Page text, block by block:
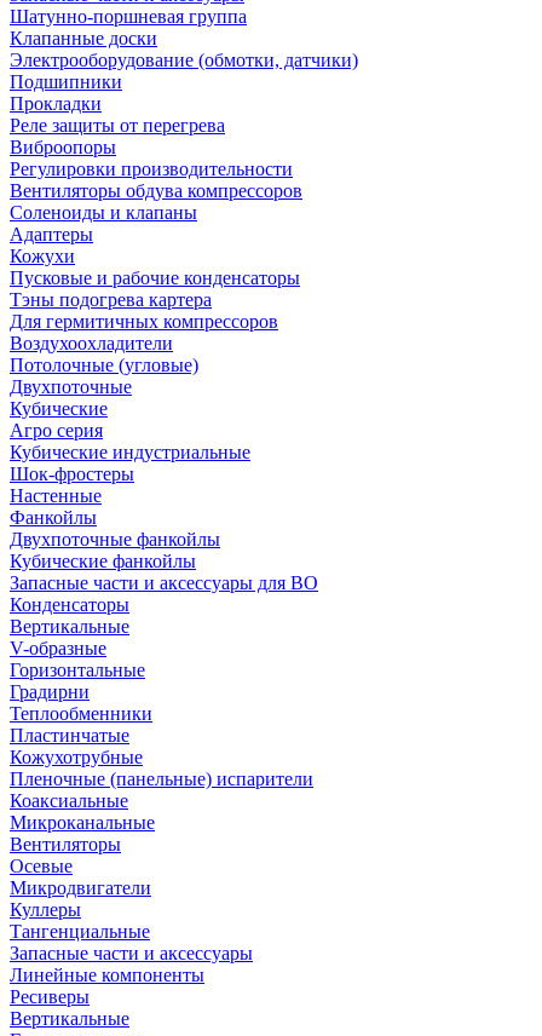
Шатунно-поршневая группа
Клапанные доски
Электрооборудование (обмотки, датчики)
Подшипники
Прокладки
Реле защиты от перегрева
Виброопоры
Регулировки производительности
Вентиляторы обдува компрессоров
Соленоиды и клапаны
Адаптеры
Кожухи
Пусковые и рабочие конденсаторы
Тэны подогрева картера
Для гермитичных компрессоров
Воздухоохладители
Потолочные (угловые)
Двухпоточные
Кубические
Агро серия
Кубические индустриальные
Шок-фростеры
Настенные
Фанкойлы
Двухпоточные фанкойлы
Кубические фанкойлы
Запасные части и аксессуары для ВО
Конденсаторы
Вертикальные
V-образные
Горизонтальные
Градирни
Теплообменники
Пластинчатые
Кожухотрубные
Пленочные (панельные) испарители
Коаксиальные
Микроканальные
Вентиляторы
Осевые
Микродвигатели
Куллеры
Тангенциальные
Запасные части и аксессуары
Линейные компоненты
Ресиверы
Вертикальные